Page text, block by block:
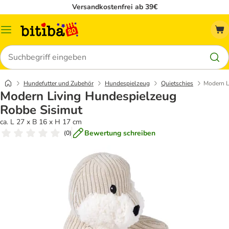
Versandkostenfrei ab 39€
Menü
Suchen
Hundefutter und Zubehör Hundespielzeug Quietschies Modern
Modern Living Hundespielzeug
Robbe Sisimut
ca. L 27 x B 16 x H 17 cm
(0) Bewertung schreiben